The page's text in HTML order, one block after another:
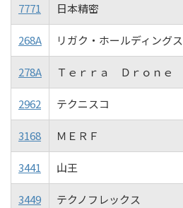
7771 日本精密
268A リガク・ホールディングス
278A Ｔｅｒｒａ Ｄｒｏｎｅ
2962 テクニスコ
3168 ＭＥＲＦ
3441 山王
3449 テクノフレックス